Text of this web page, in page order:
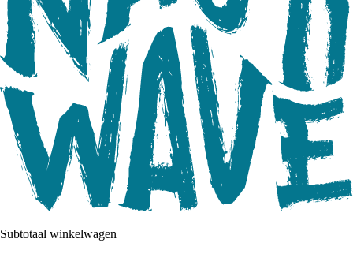
Subtotaal winkelwagen